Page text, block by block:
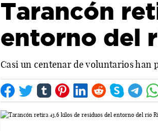
Tarancón
entorno del
Casi un centenar de voluntarios han